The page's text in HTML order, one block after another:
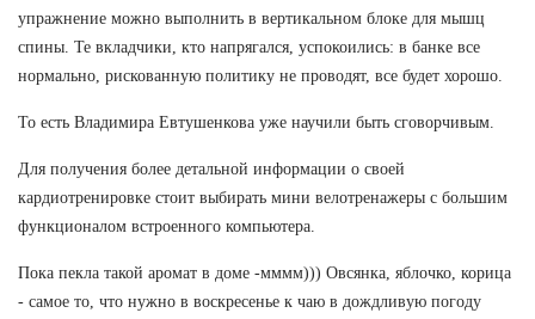
упражнение можно выполнить в вертикальном блоке для мышц
спины. Те вкладчики, кто напрягался, успокоились: в банке все
нормально, рискованную политику не проводят, все будет хорошо.
То есть Владимира Евтушенкова уже научили быть сговорчивым.
Для получения более детальной информации о своей
кардиотренировке стоит выбирать мини велотренажеры с большим
функционалом встроенного компьютера.
Пока пекла такой аромат в доме -мммм))) Овсянка, яблочко, корица
- самое то, что нужно в воскресенье к чаю в дождливую погоду